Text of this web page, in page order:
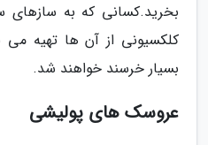
بخرید.کسانی که به سازهای
کلکسیونی از آن ها تهیه می
بسیار خرسند خواهند شد.
عروسک های پولیشی